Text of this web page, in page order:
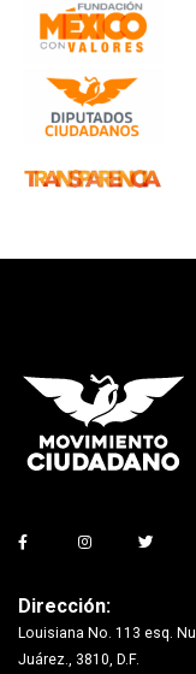
Dirección:
Louisiana No. 113 esq.
Juárez., 3810, D.F.